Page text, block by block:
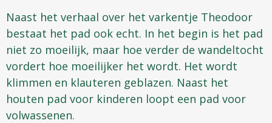
Naast het verhaal over het varkentje Theodoor
bestaat het pad ook echt. In het begin is het pad
niet zo moeilijk, maar hoe verder de wandeltocht
vordert hoe moeilijker het wordt. Het wordt
klimmen en klauteren geblazen. Naast het
houten pad voor kinderen loopt een pad voor
volwassenen.